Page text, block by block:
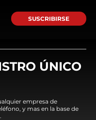
SUSCRIBIRSE
ÚNICO
empresa de
y mas en la base de